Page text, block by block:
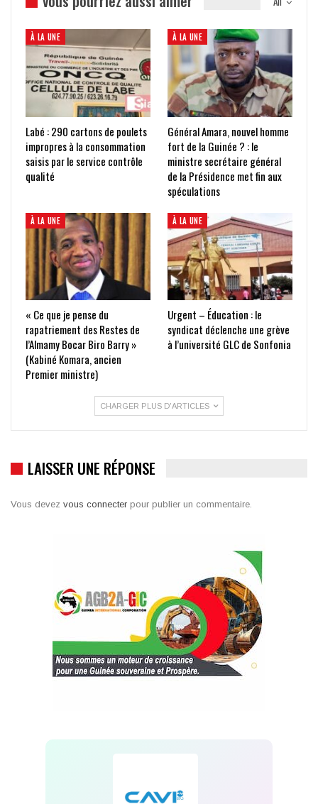
À LA UNE
Labé : 290 cartons de poulets
impropres à la consommation
saisis par le service contrôle
qualité
À LA UNE
Général Amara, nouvel homme
fort de la Guinée ? : le
ministre secrétaire général
de la Présidence met fin aux
spéculations
À LA UNE
« Ce que je pense du
rapatriement des Restes de
l’Almamy Bocar Biro Barry »
(Kabiné Komara, ancien
Premier ministre)
À LA UNE
Urgent – Éducation : le
syndicat déclenche une grève
à l’université GLC de Sonfonia
CHARGER PLUS D'ARTICLES
LAISSER UNE RÉPONSE
Vous devez vous connecter pour publier un commentaire.